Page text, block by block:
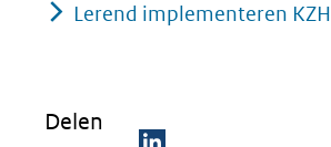
Lerend implementeren KZH
Delen